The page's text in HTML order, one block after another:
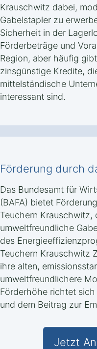
Krauschwitz dabei,
Gabelstapler zu
Sicherheit in der
Förderbeträge und
Region, aber häufig
zinsgünstige Kredite,
mittelständische
interessant sind.
Förderung durch
Das Bundesamt für
(BAFA) bietet
Teuchern Krauschwitz,
umweltfreundliche
des
Teuchern Krauschwitz
ihre alten,
umweltfreundlichere
Förderhöhe richtet
und dem Beitrag zur
Jetzt